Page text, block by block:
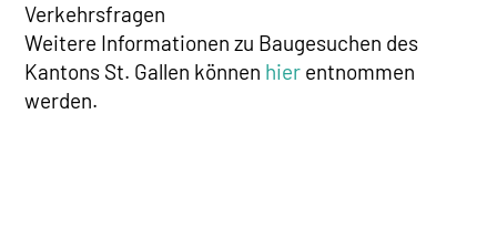
Verkehrsfragen
Weitere Informationen zu Baugesuchen des
Kantons St. Gallen können hier entnommen
werden.